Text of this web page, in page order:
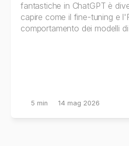
fantastiche in ChatGPT è
capire come il fine-tuning e
comportamento dei modelli
5 min 14 mag 2026